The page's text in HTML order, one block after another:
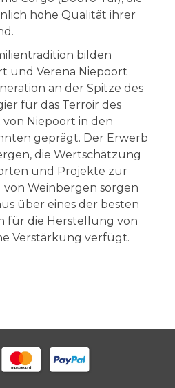
hohe Qualität ihrer
bilden
und Verena Niepoort
an der Spitze des
für das Terroir des
von Niepoort in den
geprägt. Der Erwerb
die Wertschätzung
und Projekte zur
Weinbergen sorgen
über eines der besten
für die Herstellung von
Verstärkung verfügt.